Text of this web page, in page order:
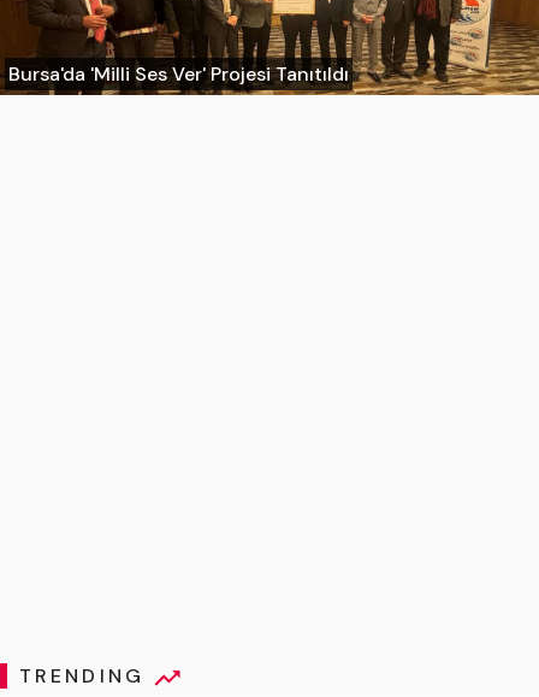
Bursa'da 'Milli Ses Ver' Projesi Tanıtıldı
TRENDING